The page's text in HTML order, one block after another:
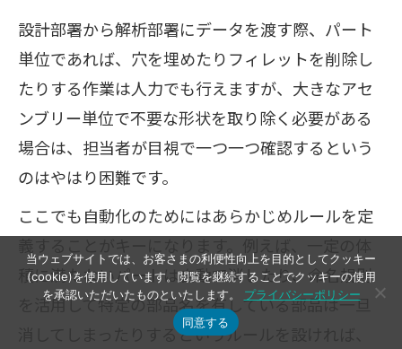
設計部署から解析部署にデータを渡す際、パート
単位であれば、穴を埋めたりフィレットを削除し
たりする作業は人力でも行えますが、大きなアセ
ンブリー単位で不要な形状を取り除く必要がある
場合は、担当者が目視で一つ一つ確認するという
のはやはり困難です。
ここでも自動化のためにはあらかじめルールを定
積に満たないパートは自動で消したり、命名規則
を活用して特定の部品名を有している部品は一旦
消してしまったりするというルールを設ければ、
当ウェブサイトでは、お客さまの利便性向上を目的としてクッキー
(cookie)を使用しています。閲覧を継続することでクッキーの使用
を承認いただいたものといたします。 プライバシーポリシー
同意する